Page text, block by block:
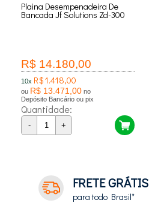
Plaina Desempenadeira De
Bancada Jf Solutions Zd-300
R$ 14.180,00
10x R$ 1.418,00
ou R$ 13.471,00 no
Depósito Bancário ou pix
Quantidade:
- +
FRETE GRÁTIS
para todo Brasil*